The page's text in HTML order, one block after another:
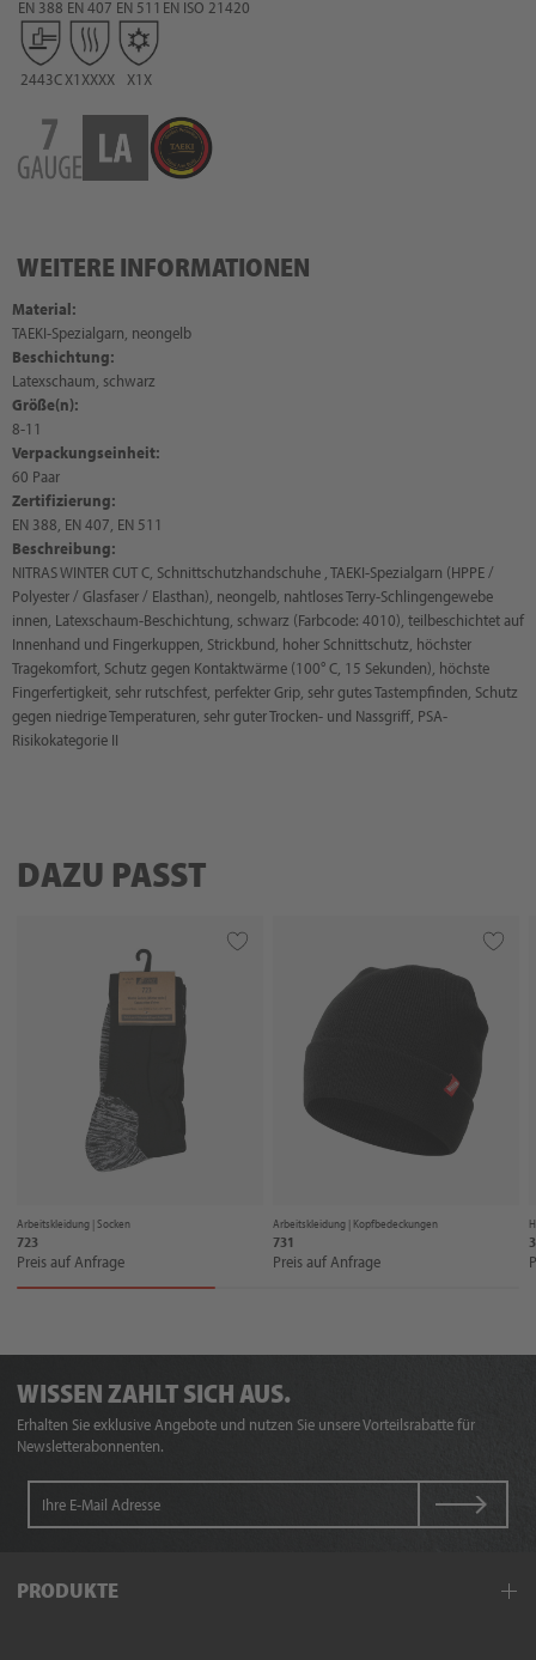
EN 388
2443C
EN 407
X1XXXX
EN 511
X1X
EN ISO 21420
WEITERE INFORMATIONEN
Material:
TAEKI-Spezialgarn, neongelb
Beschichtung:
Latexschaum, schwarz
Größe(n):
8-11
Verpackungseinheit:
60 Paar
Zertifizierung:
EN 388, EN 407, EN 511
Beschreibung:
NITRAS WINTER CUT C, Schnittschutzhandschuhe , TAEKI-Spezialgarn (HPPE /
Polyester / Glasfaser / Elasthan), neongelb, nahtloses Terry-Schlingengewebe
innen, Latexschaum-Beschichtung, schwarz (Farbcode: 4010), teilbeschichtet auf
Innenhand und Fingerkuppen, Strickbund, hoher Schnittschutz, höchster
Tragekomfort, Schutz gegen Kontaktwärme (100° C, 15 Sekunden), höchste
Fingerfertigkeit, sehr rutschfest, perfekter Grip, sehr gutes Tastempfinden, Schutz
gegen niedrige Temperaturen, sehr guter Trocken- und Nassgriff, PSA-
Risikokategorie II
DAZU PASST
Arbeitskleidung |Socken
723
Preis auf Anfrage
Arbeitskleidung | Kopfbedeckungen
731
Preis auf Anfrage
WISSEN ZAHLT SICH AUS.
Erhalten Sie exklusive Angebote und nutzen Sie unsere Vorteilsrabatte für
Newsletterabonnenten.
PRODUKTE